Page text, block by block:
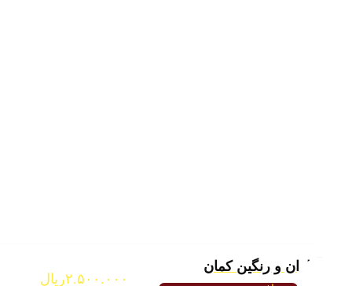
باران و رنگین کمان
۲.۵۰۰.۰۰۰ریال